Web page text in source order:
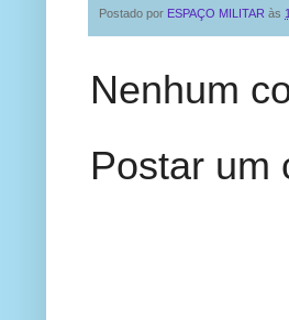
Postado por ESPAÇO MILITAR às
Nenhum
Postar um